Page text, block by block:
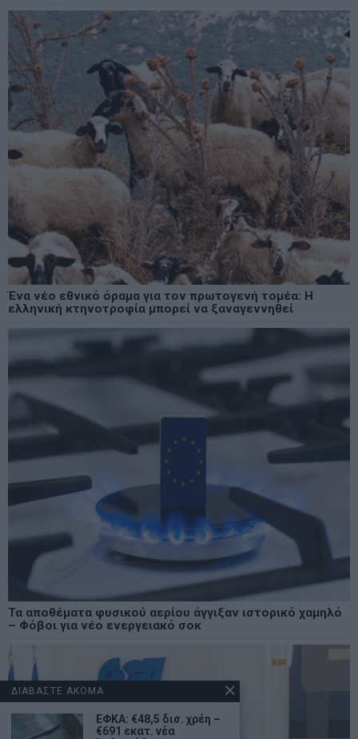
Ένα νέο εθνικό όραμα για τον πρωτογενή τομέα: Η
ελληνική κτηνοτροφία μπορεί να ξαναγεννηθεί
Τα αποθέματα φυσικού αερίου άγγιξαν ιστορικό χαμηλό
– Φόβοι για νέο ενεργειακό σοκ
ΔΙΑΒΑΣΤΕ ΑΚΟΜΑ
ΕΦΚΑ: €48,5 δισ. χρέη –
€691 εκατ. νέα